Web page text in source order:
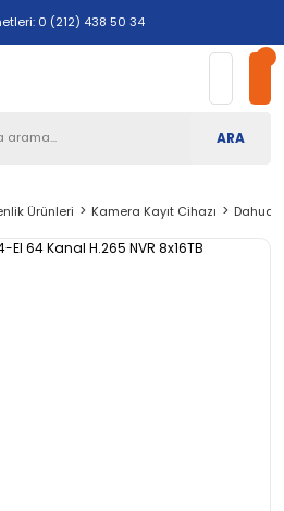
0 (212) 438 50 34
ARA
Ürünleri Kamera Kayıt Cihazı Dahua